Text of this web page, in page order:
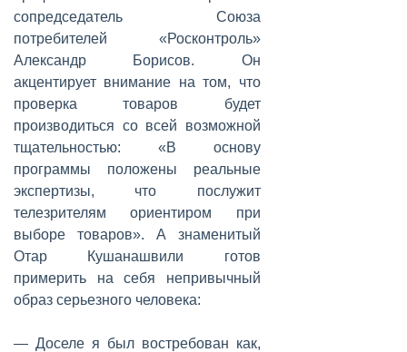
сопредседатель Союза
потребителей «Росконтроль»
Александр Борисов. Он
акцентирует внимание на том, что
проверка товаров будет
производиться со всей возможной
тщательностью: «В основу
программы положены реальные
экспертизы, что послужит
телезрителям ориентиром при
выборе товаров». А знаменитый
Отар Кушанашвили готов
примерить на себя непривычный
образ серьезного человека:
— Доселе я был востребован как,